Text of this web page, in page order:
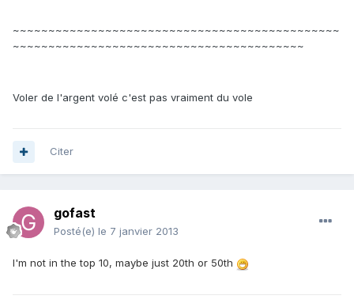
~~~~~~~~~~~~~~~~~~~~~~~~~~~~~~~~~~~~~~~~~~~~~~
~~~~~~~~~~~~~~~~~~~~~~~~~~~~~~~~~~~~~~~~~
Voler de l'argent volé c'est pas vraiment du vole
Citer
gofast
Posté(e) le 7 janvier 2013
I'm not in the top 10, maybe just 20th or 50th